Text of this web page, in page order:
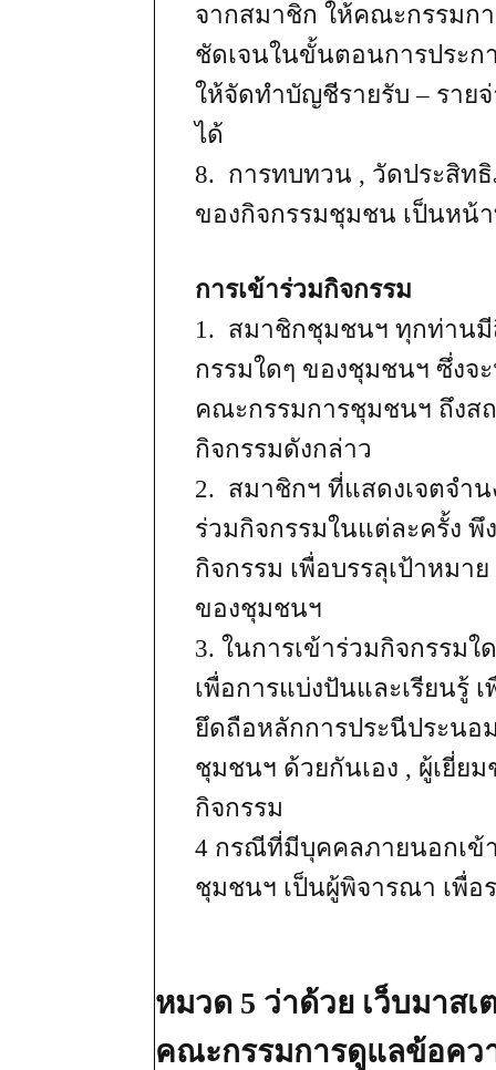
จากสมาชิก ให้คณะกรรมก
ชัดเจนในขั้นตอนการประก
ให้จัดทำบัญชีรายรับ – ราย
ได้
8. การทบทวน , วัดประสิท
ของกิจกรรมชุมชน เป็นหน้
การเข้าร่วมกิจกรรม
1. สมาชิกชุมชนฯ ทุกท่านมี
กรรมใดๆ ของชุมชนฯ ซึ่งจ
คณะกรรมการชุมชนฯ ถึงส
กิจกรรมดังกล่าว
2. สมาชิกฯ ที่แสดงเจตจำน
ร่วมกิจกรรมในแต่ละครั้ง
กิจกรรม เพื่อบรรลุเป้าหมา
ของชุมชนฯ
3. ในการเข้าร่วมกิจกรรม
เพื่อการแบ่งปันและเรียนรู้
ยึดถือหลักการประนีประนอ
ชุมชนฯ ด้วยกันเอง , ผู้เยี่ย
กิจกรรม
4 กรณีที่มีบุคคลภายนอกเข้
ชุมชนฯ เป็นผู้พิจารณา เพื่อ
หมวด 5 ว่าด้วย เว็บมาส
คณะกรรมการดูแลข้อค